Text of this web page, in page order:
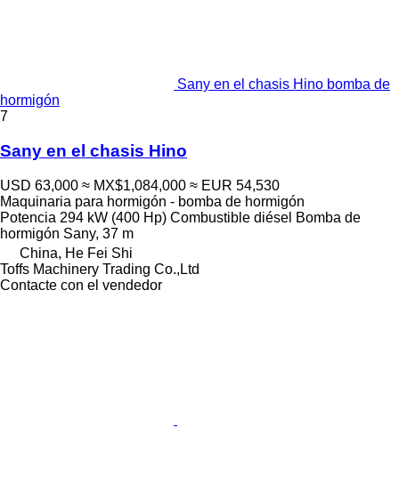
Sany en el chasis Hino bomba de
hormigón
7
Sany en el chasis Hino
USD 63,000 ≈ MX$1,084,000 ≈ EUR 54,530
Maquinaria para hormigón - bomba de hormigón
Potencia 294 kW (400 Hp) Combustible diésel Bomba de
hormigón Sany, 37 m
China, He Fei Shi
Toffs Machinery Trading Co.,Ltd
Contacte con el vendedor